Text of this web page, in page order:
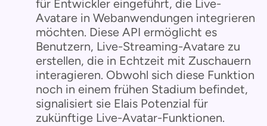
für Entwickler eingeführt, die Live-
Avatare in Webanwendungen integrieren
möchten. Diese API ermöglicht es
Benutzern, Live-Streaming-Avatare zu
erstellen, die in Echtzeit mit Zuschauern
interagieren. Obwohl sich diese Funktion
noch in einem frühen Stadium befindet,
signalisiert sie Elais Potenzial für
zukünftige Live-Avatar-Funktionen.